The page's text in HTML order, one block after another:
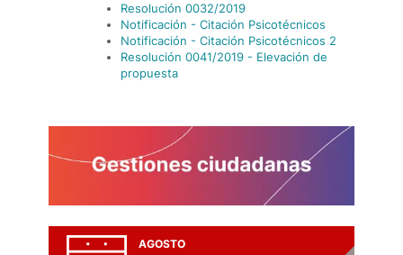
Resolución 0032/2019
Notificación - Citación Psicotécnicos
Notificación - Citación Psicotécnicos 2
Resolución 0041/2019 - Elevación de
propuesta
AGOSTO